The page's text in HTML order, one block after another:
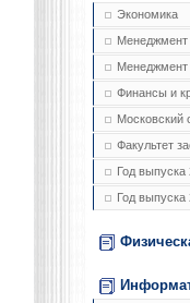
Экономика
Менеджмент
Менеджмент
Финансы и
Московский
Факультет
Год выпуска
Год выпуска